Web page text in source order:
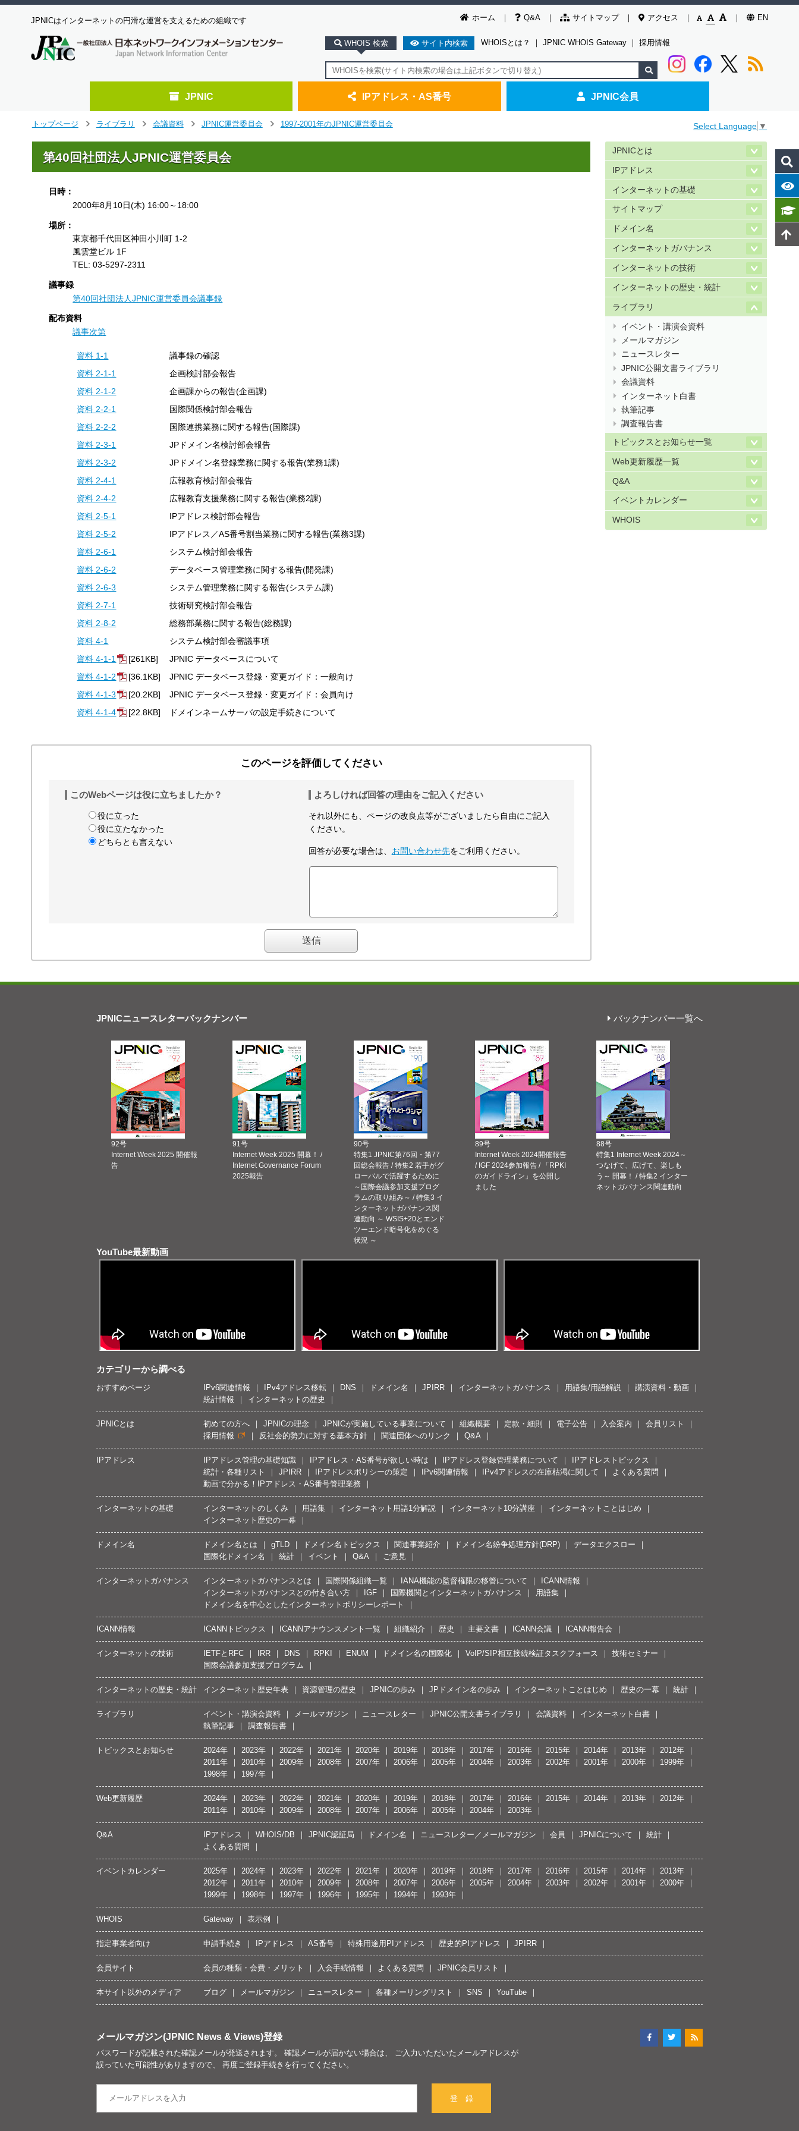
ホーム Q&A サイトマップ アクセス EN
JPNICはインターネットの円滑な運営を支えるための組織です
WHOIS 検索 サイト内検索 WHOISとは？ ｜ JPNIC WHOIS Gateway ｜ 採用情報
JPNIC IPアドレス・AS番号 JPNIC会員
トップページ
ライブラリ
会議資料
JPNIC運営委員会
1997-2001年のJPNIC運営委員会 Select Language ▼
第40回社団法人JPNIC運営委員会
日時：
2000年8月10日(木) 16:00～18:00
場所：
東京都千代田区神田小川町 1-2
風雲堂ビル 1F
TEL: 03-5297-2311
議事録
第40回社団法人JPNIC運営委員会議事録
配布資料
議事次第
資料 1-1
議事録の確認
資料 2-1-1
企画検討部会報告
資料 2-1-2
企画課からの報告(企画課)
資料 2-2-1
国際関係検討部会報告
資料 2-2-2
国際連携業務に関する報告(国際課)
資料 2-3-1
JPドメイン名検討部会報告
資料 2-3-2
JPドメイン名登録業務に関する報告(業務1課)
資料 2-4-1
広報教育検討部会報告
資料 2-4-2
広報教育支援業務に関する報告(業務2課)
資料 2-5-1
IPアドレス検討部会報告
資料 2-5-2
IPアドレス／AS番号割当業務に関する報告(業務3課)
資料 2-6-1
システム検討部会報告
資料 2-6-2
データベース管理業務に関する報告(開発課)
資料 2-6-3
システム管理業務に関する報告(システム課)
資料 2-7-1
技術研究検討部会報告
資料 2-8-2
総務部業務に関する報告(総務課)
資料 4-1
システム検討部会審議事項
資料 4-1-1
[261KB]
JPNIC データベースについて
資料 4-1-2
[36.1KB]
JPNIC データベース登録・変更ガイド：一般向け
資料 4-1-3
[20.2KB]
JPNIC データベース登録・変更ガイド：会員向け
資料 4-1-4
[22.8KB] ドメインネームサーバの設定手続きについて
JPNICとは
IPアドレス
インターネットの基礎
サイトマップ
ドメイン名
インターネットガバナンス
インターネットの技術
インターネットの歴史・統計
ライブラリ
イベント・講演会資料
メールマガジン
ニュースレター
JPNIC公開文書ライブラリ
会議資料
インターネット白書
執筆記事
調査報告書
トピックスとお知らせ一覧
Web更新履歴一覧
Q&A
イベントカレンダー
WHOIS
このページを評価してください
このWebページは役に立ちましたか？
役に立った
役に立たなかった
どちらとも言えない
よろしければ回答の理由をご記入ください
それ以外にも、ページの改良点等がございましたら自由にご記入
ください。
回答が必要な場合は、 お問い合わせ先をご利用ください。
JPNICニュースレターバックナンバー バックナンバー一覧へ
92号
Internet Week 2025 開催報
告
91号
Internet Week 2025 開幕！ /
Internet Governance Forum
2025報告
90号
特集1 JPNIC第76回・第77
回総会報告 / 特集2 若手がグ
ローバルで活躍するために
～国際会議参加支援プログ
ラムの取り組み～ / 特集3 イ
ンターネットガバナンス関
連動向 ～ WSIS+20とエンド
ツーエンド暗号化をめぐる
状況 ～
89号
Internet Week 2024開催報告
/ IGF 2024参加報告 / 「RPKI
のガイドライン」を公開し
ました
88号
特集1 Internet Week 2024～
つなげて、広げて、楽しも
う～ 開幕！ / 特集2 インター
ネットガバナンス関連動向
YouTube最新動画
カテゴリーから調べる
おすすめページ IPv6関連情報 IPv4アドレス移転 DNS ドメイン名 JPIRR インターネットガバナンス 用語集/用語解説
講演資料・動画
統計情報
インターネットの歴史
JPNICとは 初めての方へ JPNICの理念 JPNICが実施している事業について 組織概要 定款・細則 電子公告 入会案内
会員リスト
採用情報
反社会的勢力に対する基本方針 関連団体へのリンク Q&A
IPアドレス IPアドレス管理の基礎知識 IPアドレス・AS番号が欲しい時は IPアドレス登録管理業務について
IPアドレストピックス
統計・各種リスト
JPIRR IPアドレスポリシーの策定 IPv6関連情報 IPv4アドレスの在庫枯渇に関して
よくある質問
動画で分かる！IPアドレス・AS番号管理業務
インターネットの基礎 インターネットのしくみ 用語集 インターネット用語1分解説 インターネット10分講座
インターネットことはじめ
インターネット歴史の一幕
ドメイン名 ドメイン名とは gTLD ドメイン名トピックス 関連事業紹介 ドメイン名紛争処理方針(DRP)
データエクスロー
国際化ドメイン名
統計 イベント Q&A ご意見
インターネットガバナンス インターネットガバナンスとは 国際関係組織一覧 IANA機能の監督権限の移管について
ICANN情報
インターネットガバナンスとの付き合い方
IGF 国際機関とインターネットガバナンス
用語集
ドメイン名を中心としたインターネットポリシーレポート
ICANN情報 ICANNトピックス ICANNアナウンスメント一覧 組織紹介 歴史 主要文書 ICANN会議 ICANN報告会
インターネットの技術 IETFとRFC IRR DNS RPKI ENUM ドメイン名の国際化 VoIP/SIP相互接続検証タスクフォース
技術セミナー
国際会議参加支援プログラム
インターネットの歴史・統計 インターネット歴史年表 資源管理の歴史 JPNICの歩み JPドメイン名の歩み インターネットことはじめ 歴史の一幕 統計
ライブラリ イベント・講演会資料 メールマガジン ニュースレター JPNIC公開文書ライブラリ 会議資料
インターネット白書
執筆記事
調査報告書
トピックスとお知らせ 2024年 2023年 2022年 2021年 2020年 2019年 2018年 2017年 2016年 2015年 2014年 2013年
2012年
2011年
2010年 2009年 2008年 2007年 2006年 2005年 2004年 2003年 2002年 2001年 2000年
1999年
1998年
1997年
Web更新履歴 2024年 2023年 2022年 2021年 2020年 2019年 2018年 2017年 2016年 2015年 2014年 2013年
2012年
2011年
2010年 2009年 2008年 2007年 2006年 2005年 2004年 2003年
Q&A IPアドレス WHOIS/DB JPNIC認証局 ドメイン名 ニュースレター／メールマガジン 会員 JPNICについて
統計
よくある質問
イベントカレンダー 2025年 2024年 2023年 2022年 2021年 2020年 2019年 2018年 2017年 2016年 2015年 2014年
2013年
2012年
2011年 2010年 2009年 2008年 2007年 2006年 2005年 2004年 2003年 2002年 2001年
2000年
1999年
1998年 1997年 1996年 1995年 1994年 1993年
WHOIS Gateway 表示例
指定事業者向け 申請手続き IPアドレス AS番号 特殊用途用PIアドレス 歴史的PIアドレス JPIRR
会員サイト 会員の種類・会費・メリット 入会手続情報 よくある質問 JPNIC会員リスト
本サイト以外のメディア ブログ メールマガジン ニュースレター 各種メーリングリスト SNS YouTube
メールマガジン(JPNIC News & Views)登録
パスワードが記載された確認メールが発送されます。 確認メールが届かない場合は、 ご入力いただいたメールアドレスが
誤っていた可能性がありますので、 再度ご登録手続きを行ってください。
登 録